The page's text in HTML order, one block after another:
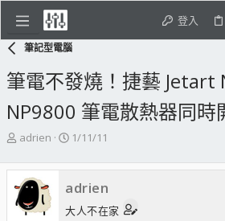
登入
筆記型電腦
筆電不發燒！捷藝 Jetart
NP9800 筆電散熱器同時
主
發
起
人
adrien
開
日
期
1/11/11
adrien
大人不在家